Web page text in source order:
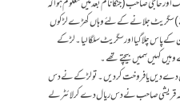
سگریٹ جلانے کے لئے وہاں کھڑے لڑکوں
پاس چلا گیا اور سگریٹ سلگا لیا۔لڑکے
کہیں سِمیں بیچتے تھے۔
دے دیں یا فروخت کردیں۔ تو لڑکے نے دس
کہ قریشی صاحب نے دس ریال دے کر لائٹر لے